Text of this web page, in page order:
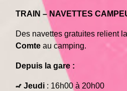
TRAIN – NAVETTES
Des navettes gratuites relient
Comte au camping.
Depuis la gare :
Jeudi : 16h00 à 20h00